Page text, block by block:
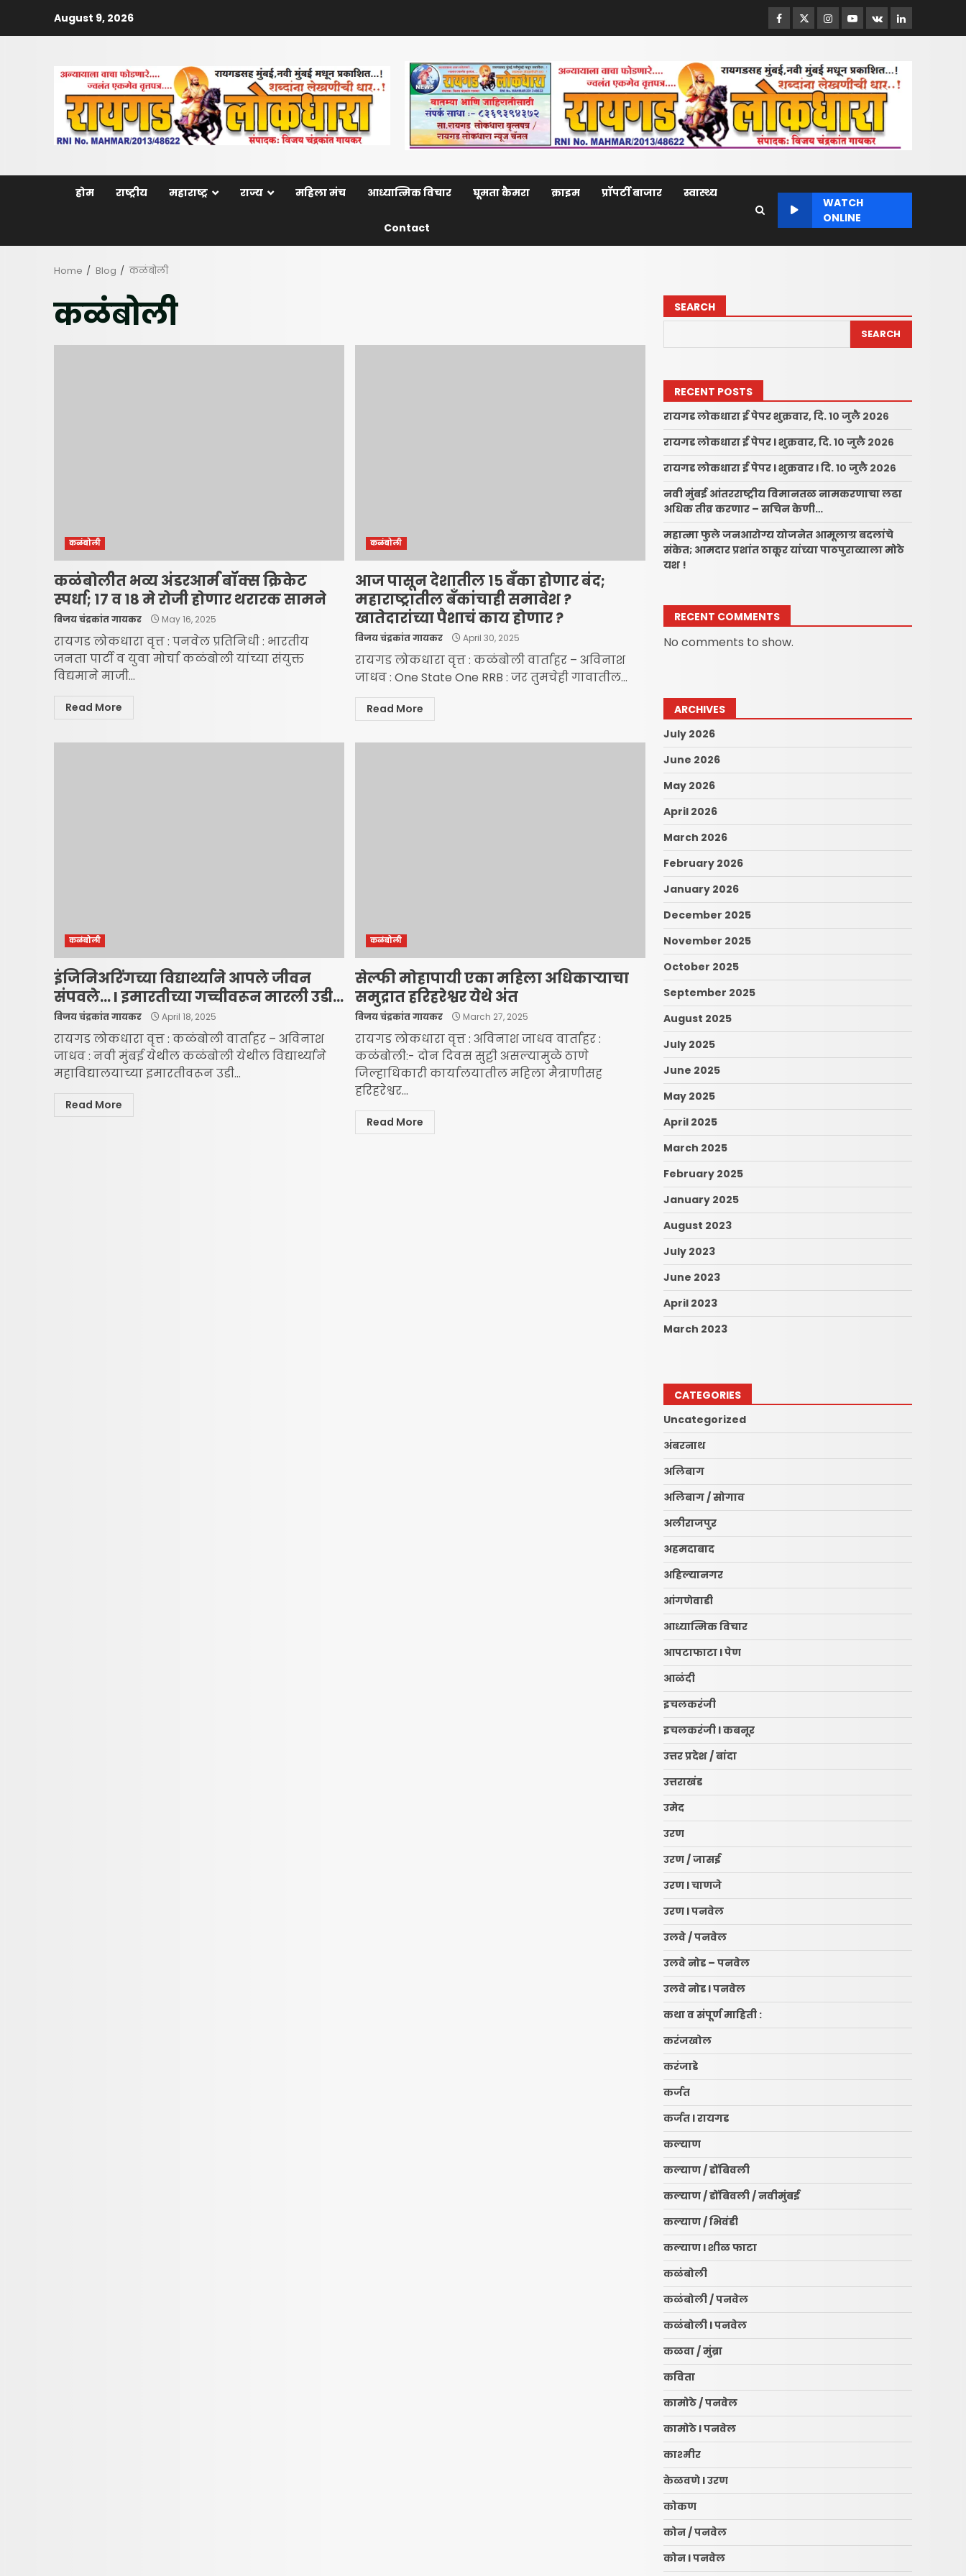
August 9, 2026 Facebook
TwitterInstagram
Youtube
VK LinkedIn
होम राष्ट्रीय महाराष्ट्र राज्य महिला मंच आध्यात्मिक विचार घूमता कैमरा क्राइम प्रॉपर्टी बाजार स्वास्थ्य
Contact
WATCH
ONLINE
Home Blog कळंबोली
कळंबोली
कळंबोली
कळंबोलीत भव्य अंडरआर्म बॉक्स क्रिकेट
स्पर्धा; १७ व १८ मे रोजी होणार थरारक सामने
विजय चंद्रकांत गायकर May 16, 2025
रायगड लोकधारा वृत्त : पनवेल प्रतिनिधी : भारतीय
जनता पार्टी व युवा मोर्चा कळंबोली यांच्या संयुक्त
विद्यमाने माजी...
Read More
कळंबोली
आज पासून देशातील १५ बँका होणार बंद;
महाराष्ट्रातील बँकांचाही समावेश ?
खातेदारांच्या पैशाचं काय होणार ?
विजय चंद्रकांत गायकर April 30, 2025
रायगड लोकधारा वृत्त : कळंबोली वार्ताहर – अविनाश
जाधव : One State One RRB : जर तुमचेही गावातील...
Read More
कळंबोली
इंजिनिअरिंगच्या विद्यार्थ्याने आपले जीवन
संपवले… l इमारतीच्या गच्चीवरून मारली उडी…
विजय चंद्रकांत गायकर April 18, 2025
रायगड लोकधारा वृत्त : कळंबोली वार्ताहर – अविनाश
जाधव : नवी मुंबई येथील कळंबोली येथील विद्यार्थ्याने
महाविद्यालयाच्या इमारतीवरून उडी...
Read More
कळंबोली
सेल्फी मोहापायी एका महिला अधिकाऱ्याचा
समुद्रात हरिहरेश्वर येथे अंत
विजय चंद्रकांत गायकर March 27, 2025
रायगड लोकधारा वृत्त : अविनाश जाधव वार्ताहर :
कळंबोली:- दोन दिवस सुट्टी असल्यामुळे ठाणे
जिल्हाधिकारी कार्यालयातील महिला मैत्राणीसह
हरिहरेश्वर...
Read More
SEARCH
SEARCH
RECENT POSTS
रायगड लोकधारा ई पेपर शुक्रवार, दि. १० जुलै २०२६
रायगड लोकधारा ई पेपर l शुक्रवार, दि. १० जुलै २०२६
रायगड लोकधारा ई पेपर l शुक्रवार l दि. १० जुलै २०२६
नवी मुंबई आंतरराष्ट्रीय विमानतळ नामकरणाचा लढा
अधिक तीव्र करणार – सचिन केणी…
महात्मा फुले जनआरोग्य योजनेत आमूलाग्र बदलांचे
संकेत; आमदार प्रशांत ठाकूर यांच्या पाठपुराव्याला मोठे
यश !
RECENT COMMENTS
No comments to show.
ARCHIVES
July 2026
June 2026
May 2026
April 2026
March 2026
February 2026
January 2026
December 2025
November 2025
October 2025
September 2025
August 2025
July 2025
June 2025
May 2025
April 2025
March 2025
February 2025
January 2025
August 2023
July 2023
June 2023
April 2023
March 2023
CATEGORIES
Uncategorized
अंबरनाथ
अलिबाग
अलिबाग / सोगाव
अलीराजपुर
अहमदाबाद
अहिल्यानगर
आंगणेवाडी
आध्यात्मिक विचार
आपटाफाटा l पेण
आळंदी
इचलकरंजी
इचलकरंजी l कबनूर
उत्तर प्रदेश / बांदा
उत्तराखंड
उमेद
उरण
उरण / जासई
उरण l चाणजे
उरण l पनवेल
उलवे / पनवेल
उलवे नोड – पनवेल
उलवे नोड l पनवेल
कथा व संपूर्ण माहिती :
करंजखोल
करंजाडे
कर्जत
कर्जत l रायगड
कल्याण
कल्याण / डोंबिवली
कल्याण / डोंबिवली / नवीमुंबई
कल्याण / भिवंडी
कल्याण l शीळ फाटा
कळंबोली
कळंबोली / पनवेल
कळंबोली l पनवेल
कळवा / मुंब्रा
कविता
कामोठे / पनवेल
कामोठे l पनवेल
काश्मीर
केळवणे l उरण
कोकण
कोन / पनवेल
कोन l पनवेल